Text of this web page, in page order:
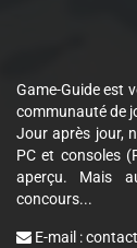
Game-Guide est
communauté de
Jour après jour,
PC et consoles
aperçu. Mais
concours...
E-mail :